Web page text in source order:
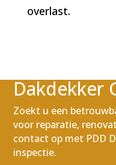
overlast.
Dakdekker
Zoekt u een
voor reparatie,
contact op met PDD
inspectie.